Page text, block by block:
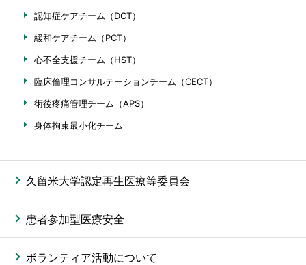
認知症ケアチーム（DCT）
緩和ケアチーム（PCT）
心不全支援チーム（HST）
臨床倫理コンサルテーションチーム（CECT）
術後疼痛管理チーム（APS）
身体拘束最小化チーム
久留米大学認定再生医療等委員会
患者参加型医療安全
ボランティア活動について